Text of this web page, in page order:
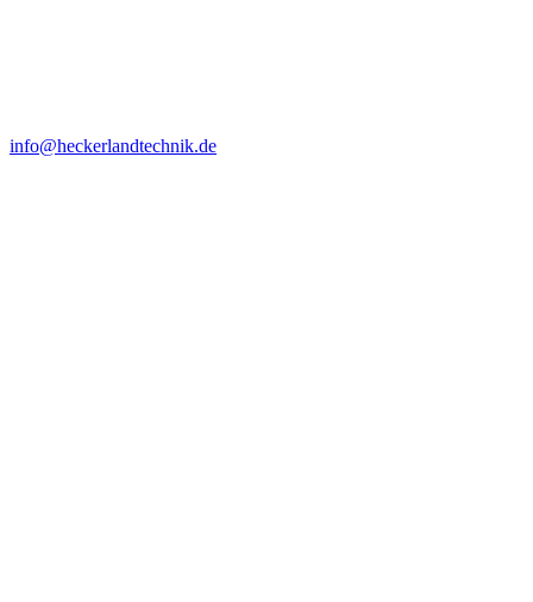
info@heckerlandtechnik.de